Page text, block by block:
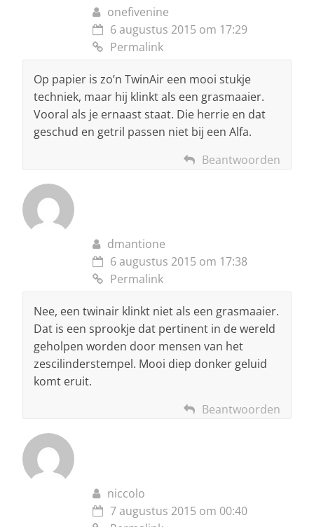
onefivenine
6 augustus 2015 om 17:29
Permalink
Op papier is zo’n TwinAir een mooi stukje
techniek, maar hij klinkt als een grasmaaier.
Vooral als je ernaast staat. Die herrie en dat
geschud en getril passen niet bij een Alfa.
Beantwoorden
dmantione
6 augustus 2015 om 17:38
Permalink
Nee, een twinair klinkt niet als een grasmaaier.
Dat is een sprookje dat pertinent in de wereld
geholpen worden door mensen van het
zescilinderstempel. Mooi diep donker geluid
komt eruit.
Beantwoorden
niccolo
7 augustus 2015 om 00:40